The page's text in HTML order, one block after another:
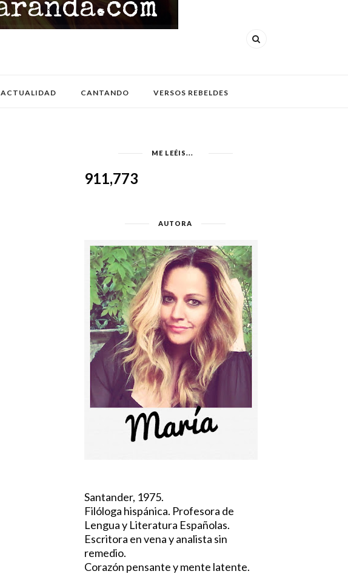
ACTUALIDAD CANTANDO VERSOS REBELDES
ME LEÉIS...
911,773
AUTORA
Santander, 1975.
Filóloga hispánica. Profesora de
Lengua y Literatura Españolas.
Escritora en vena y analista sin
remedio.
Corazón pensante y mente latente.